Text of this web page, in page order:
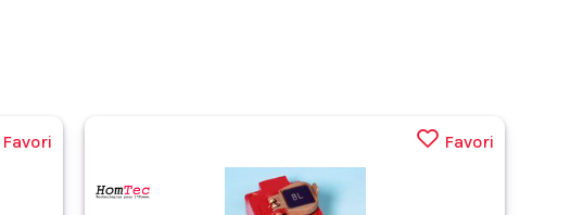
Favori Favori